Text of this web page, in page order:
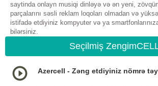
saytinda onlayn musiqi dinləyə və ən yeni,
parçalarını səsli reklam loqoları olmadan və
istifadə etdiyiniz kompyuter və ya
bilərsiniz.
Seçilmiş
Azercell - Zəng etdiyiniz nömrə